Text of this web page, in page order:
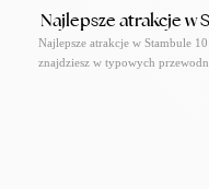
Najlepsze atrakcje w
Najlepsze atrakcje w Stambule
znajdziesz w typowych